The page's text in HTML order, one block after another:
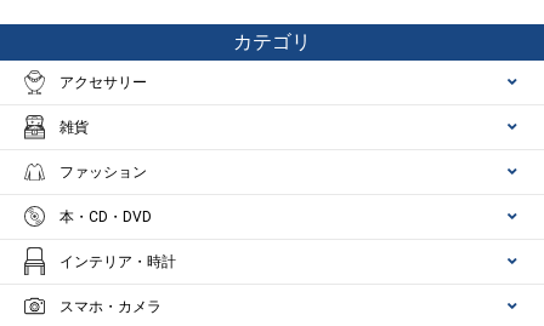
カテゴリ
アクセサリー
雑貨
ファッション
本・CD・DVD
インテリア・時計
スマホ・カメラ